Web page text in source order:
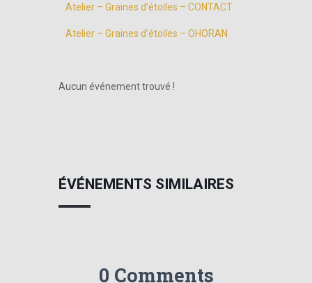
Atelier – Graines d’étoiles – CONTACT
Atelier – Graines d’étoiles – OHORAN
Aucun événement trouvé !
ÉVÉNEMENTS SIMILAIRES
0 Comments